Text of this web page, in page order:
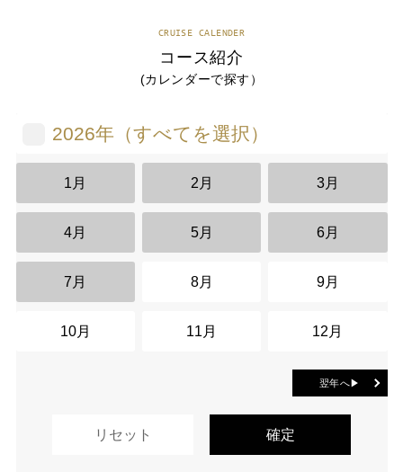
CRUISE CALENDER
コース紹介
(カレンダーで探す）
2026年（すべてを選択）
1月 2月 3月
4月 5月 6月
7月 8月 9月
10月 11月 12月
翌年へ▶